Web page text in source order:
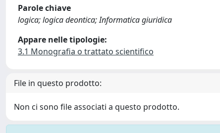
Parole chiave
logica; logica deontica; Informatica giuridica
Appare nelle tipologie:
3.1 Monografia o trattato scientifico
File in questo prodotto:
Non ci sono file associati a questo prodotto.